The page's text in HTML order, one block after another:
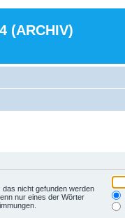
(ARCHIV)
das nicht gefunden werden
nur eines der Wörter